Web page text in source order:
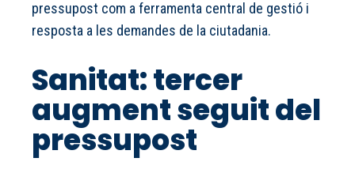
pressupost com a ferramenta central de gestió i
resposta a les demandes de la ciutadania.
Sanitat: tercer
augment seguit del
pressupost